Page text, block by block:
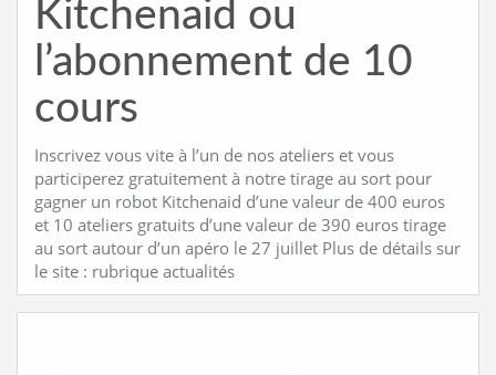
Kitchenaid ou
l’abonnement de 10
cours
Inscrivez vous vite à l’un de nos ateliers et vous
participerez gratuitement à notre tirage au sort pour
gagner un robot Kitchenaid d’une valeur de 400 euros
et 10 ateliers gratuits d’une valeur de 390 euros tirage
au sort autour d’un apéro le 27 juillet Plus de détails sur
le site : rubrique actualités